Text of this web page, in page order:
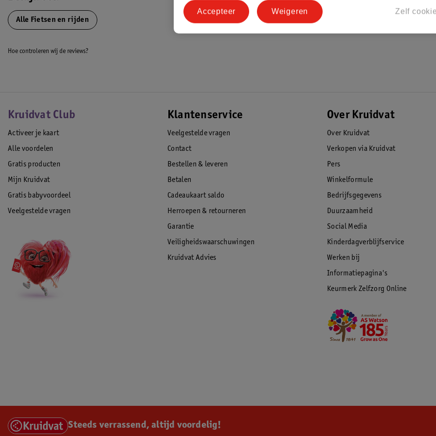
Geschikt voor kinderen van 82 t/m 118 cm (1 tot 5 jaar)
Voetrem
Stuur verstelbaar tussen: 57 en 64 cm
Ergonomische handgrepen
EAN code:4897033963558
Alle Fietsen en rijden
Hoe controleren wij de reviews?
Kruidvat Club
Activeer je kaart
Alle voordelen
Gratis producten
Mijn Kruidvat
Gratis babyvoordeel
Veelgestelde vragen
Klantenservice
Veelgestelde vragen
Contact
Bestellen & leveren
Betalen
Cadeaukaart saldo
Herroepen & retourneren
Garantie
Veiligheidswaarschuwingen
Kruidvat Advies
Over Kruidvat
Over Kruidvat
Verkopen via Kruidvat
Pers
Winkelformule
Bedrijfsgegevens
Duurzaamheid
Social Media
Kinderdagverblijfservice
Werken bij
Informatiepagina's
Keurmerk Zelfzorg Online
Steeds verrassend, altijd voordelig!
Zelf
Weigeren
Accepteer